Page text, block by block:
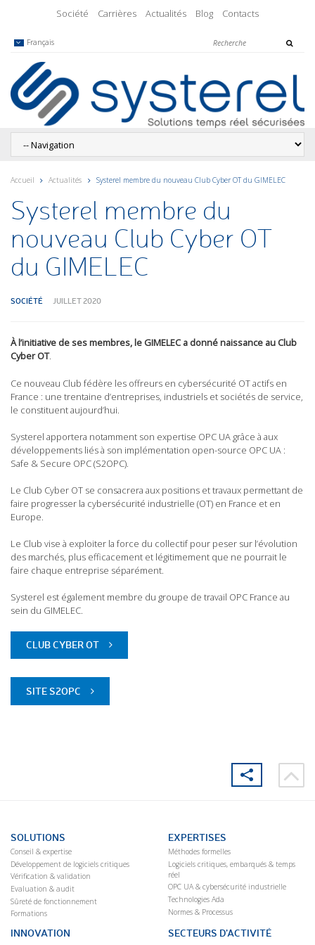
Société Carrières Actualités Blog Contacts
Français
Accueil Actualités Systerel membre du nouveau Club Cyber OT du GIMELEC
Systerel membre du
nouveau Club Cyber OT
du GIMELEC
SOCIÉTÉ JUILLET 2020
À l’initiative de ses membres, le GIMELEC a donné naissance au Club
Cyber OT.
Ce nouveau Club fédère les offreurs en cybersécurité OT actifs en
France : une trentaine d’entreprises, industriels et sociétés de service,
le constituent aujourd’hui.
Systerel apportera notamment son expertise OPC UA grâce à aux
développements liés à son implémentation open-source OPC UA :
Safe & Secure OPC (S2OPC).
Le Club Cyber OT se consacrera aux positions et travaux permettant de
faire progresser la cybersécurité industrielle (OT) en France et en
Europe.
Le Club vise à exploiter la force du collectif pour peser sur l’évolution
des marchés, plus efficacement et légitimement que ne pourrait le
faire chaque entreprise séparément.
Systerel est également membre du groupe de travail OPC France au
sein du GIMELEC.
CLUB CYBER OT
SITE S2OPC
SOLUTIONS
Conseil & expertise
Développement de logiciels critiques
Vérification & validation
Evaluation & audit
Sûreté de fonctionnement
Formations
EXPERTISES
Méthodes formelles
Logiciels critiques, embarqués & temps
réel
OPC UA & cybersécurité industrielle
Technologies Ada
Normes & Processus
INNOVATION SECTEURS D’ACTIVITÉ